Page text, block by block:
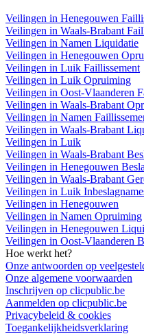
Veilingen in Henegouwen
Veilingen in Waals-Brabant
Veilingen in Namen Liquidatie
Veilingen in Henegouwen
Veilingen in Luik Faillissement
Veilingen in Luik Opruiming
Veilingen in Oost-Vlaanderen
Veilingen in Waals-Brabant
Veilingen in Namen
Veilingen in Waals-Brabant
Veilingen in Luik
Veilingen in Waals-Brabant
Veilingen in Henegouwen
Veilingen in Waals-Brabant
Veilingen in Luik
Veilingen in Henegouwen
Veilingen in Namen Opruiming
Veilingen in Henegouwen
Veilingen in Oost-Vlaanderen
Hoe werkt het?
Onze antwoorden op
Onze algemene voorwaarden
Inschrijven op clicpublic.be
Aanmelden op clicpublic.be
Privacybeleid & cookies
Toegankelijkheidsverklaring